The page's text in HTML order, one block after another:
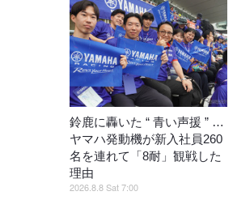
鈴鹿に轟いた “ 青い声援 ” …
ヤマハ発動機が新入社員260
名を連れて「8耐」観戦した
理由
2026.8.8 Sat 7:00